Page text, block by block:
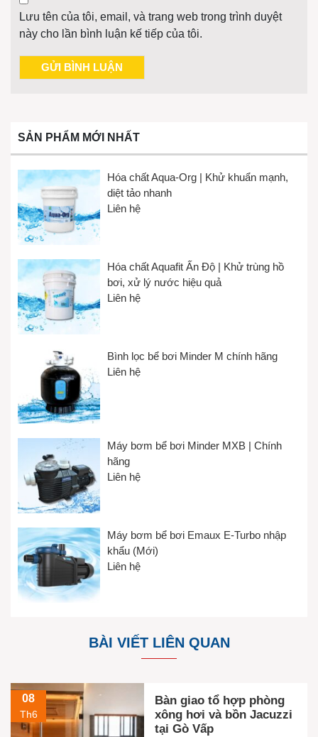
Lưu tên của tôi, email, và trang web trong trình duyệt
này cho lần bình luận kế tiếp của tôi.
SẢN PHẨM MỚI NHẤT
Hóa chất Aqua-Org | Khử khuẩn mạnh,
diệt tảo nhanh
Liên hệ
Hóa chất Aquafit Ấn Độ | Khử trùng hồ
bơi, xử lý nước hiệu quả
Liên hệ
Bình lọc bể bơi Minder M chính hãng
Liên hệ
Máy bơm bể bơi Minder MXB | Chính
hãng
Liên hệ
Máy bơm bể bơi Emaux E-Turbo nhập
khẩu (Mới)
Liên hệ
BÀI VIẾT LIÊN QUAN
08
Th6
Bàn giao tổ hợp phòng
xông hơi và bồn Jacuzzi
tại Gò Vấp